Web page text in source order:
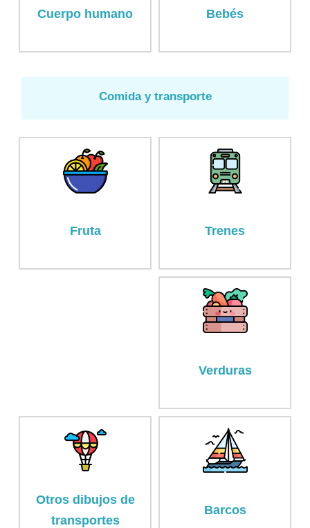
Cuerpo humano Bebés
Comida y transporte
Fruta Trenes
Verduras
Otros dibujos de
transportes
Barcos